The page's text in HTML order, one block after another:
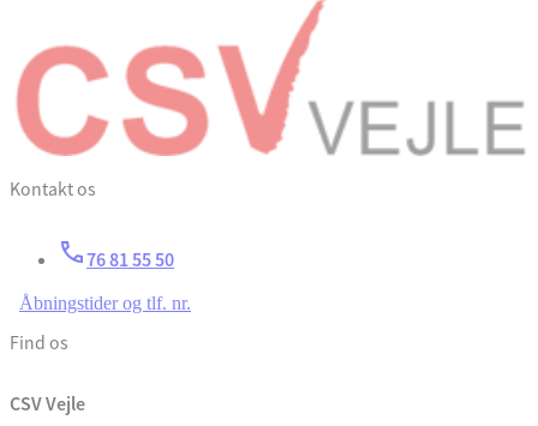
Kontakt os
76 81 55 50
Åbningstider og tlf. nr.
Find os
CSV Vejle